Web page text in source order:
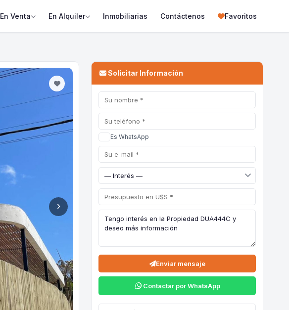
En Venta En Alquiler Inmobiliarias Contáctenos Favoritos
›
Solicitar Información
Es WhatsApp
Enviar mensaje
Contactar por WhatsApp